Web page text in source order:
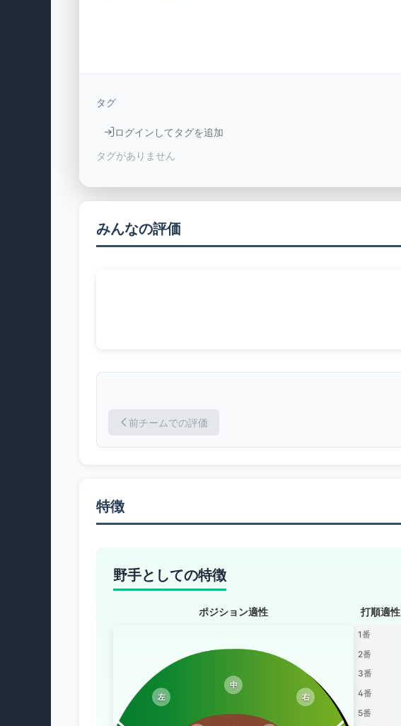
タグ
ログインしてタグを追加
タグがありません
みんなの評価
前チームでの評価
特徴
野手としての特徴
ポジション適性
左
中
右
打順適性
1番
2番
3番
4番
5番